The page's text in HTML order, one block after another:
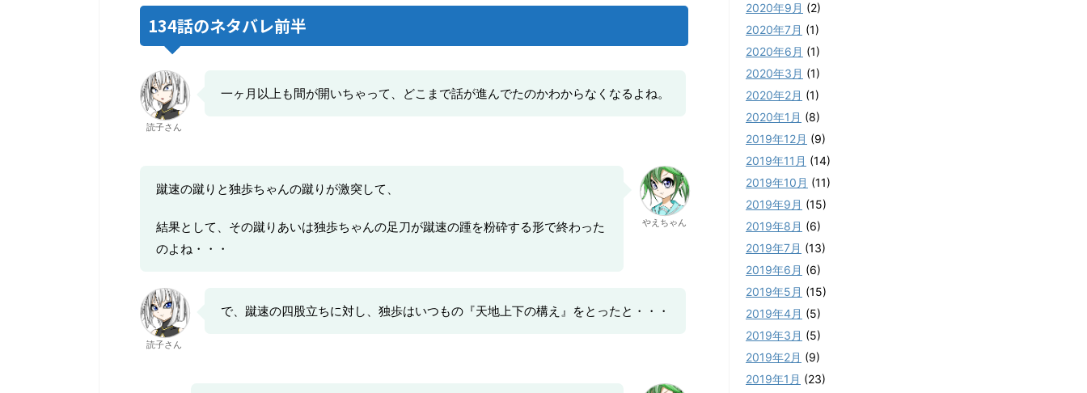
134話のネタバレ前半
読子さん
一ヶ月以上も間が開いちゃって、どこまで話が進んでたのかわからなくなるよね。
蹴速の蹴りと独歩ちゃんの蹴りが激突して、
結果として、その蹴りあいは独歩ちゃんの足刀が蹴速の踵を粉砕する形で終わった
のよね・・・
やえちゃん
読子さん
で、蹴速の四股立ちに対し、独歩はいつもの『天地上下の構え』をとったと・・・
2020年9月 (2)
2020年7月 (1)
2020年6月 (1)
2020年3月 (1)
2020年2月 (1)
2020年1月 (8)
2019年12月 (9)
2019年11月 (14)
2019年10月 (11)
2019年9月 (15)
2019年8月 (6)
2019年7月 (13)
2019年6月 (6)
2019年5月 (15)
2019年4月 (5)
2019年3月 (5)
2019年2月 (9)
2019年1月 (23)